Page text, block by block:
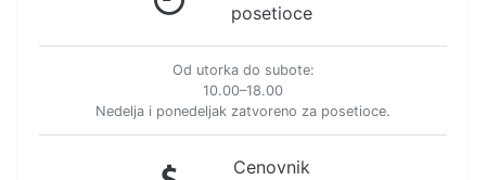
posetioce
Od utorka do subote:
10.00–18.00
Nedelja i ponedeljak zatvoreno za posetioce.
Cenovnik